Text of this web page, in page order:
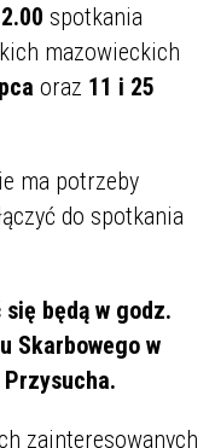
spotkania
mazowieckich
oraz 11 i 25
ma potrzeby
do spotkania
będą w godz.
Skarbowego w
zainteresowanych